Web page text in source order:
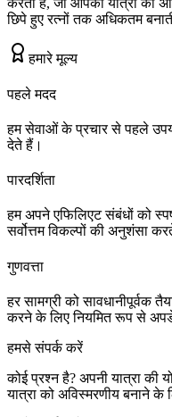
करती है, जो आपकी यात्रा को
छिपे हुए रत्नों तक अधिकतम
हमारे मूल्य
पहले मदद
हम सेवाओं के प्रचार से पहले
देते हैं।
पारदर्शिता
हम अपने एफिलिएट संबंधों को
सर्वोत्तम विकल्पों की अनुशंसा
गुणवत्ता
हर सामग्री को सावधानीपूर्वक
करने के लिए नियमित रूप से
हमसे संपर्क करें
कोई प्रश्न है? अपनी यात्रा की
यात्रा को अविस्मरणीय बनाने के